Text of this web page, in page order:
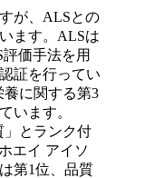
が、ALSとの
ます。ALSは
価手法を用
証を行ってい
養に関する第3
います。
」とランク付
エイ アイソ
第1位、品質